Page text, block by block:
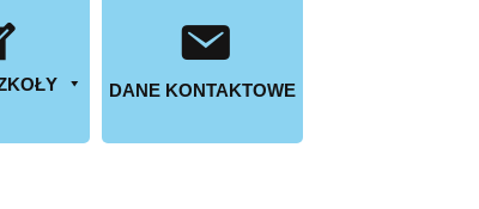
DANE KONTAKTOWE